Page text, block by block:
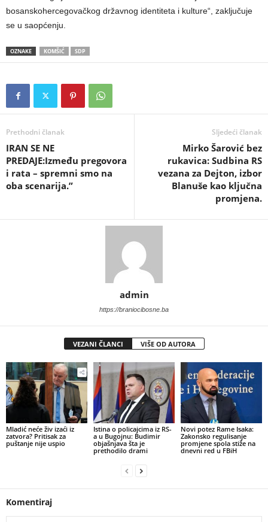
bosanskohercegovačkog državnog identiteta i kulture“, zaključuje
se u saopćenju.
OZNAKE KOMŠIĆ SDP
Prethodni članak
IRAN SE NE
PREDAJE:Između pregovora
i rata – spremni smo na
oba scenarija.”
Sljedeći članak
​Mirko Šarović bez
rukavica: Sudbina RS
vezana za Dejton, izbor
Blanuše kao ključna
promjena.
admin
https://braniocibosne.ba
VEZANI ČLANCI VIŠE OD AUTORA
​Mladić neće živ izaći iz
zatvora? Pritisak za
puštanje nije uspio
Istina o policajcima iz RS-
a u Bugojnu: Budimir
objašnjava šta je
prethodilo drami
Novi potez Rame Isaka:
Zakonsko regulisanje
promjene spola stiže na
dnevni red u FBiH
Komentiraj